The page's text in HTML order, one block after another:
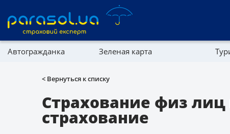
Автогражданка Зеленая карта
Партнерская программа
< Вернуться к списку
Страхование физ
страхование